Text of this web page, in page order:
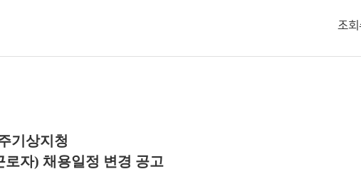
조회
기상지청
자) 채용일정 변경 공고